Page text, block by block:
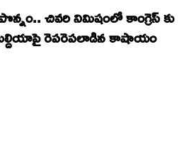
చివరి నిమిషంలో కాంగ్రెస్ కు
బల్దియాపై రెపరెపలాడిన కాషాయం